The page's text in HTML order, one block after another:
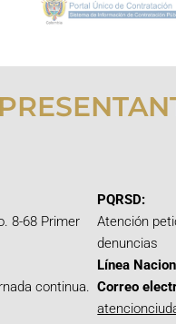
8-68 Primer
continua.
PQRSD:
Atención
denuncias
Línea
Correo